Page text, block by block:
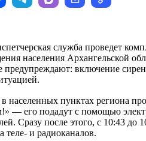
служба проведет
населения Архангельской
предупреждают: включение сирен
населенных пунктах региона
— его подадут с помощью
Сразу после этого, с 10:43 до
теле- и радиоканалов.